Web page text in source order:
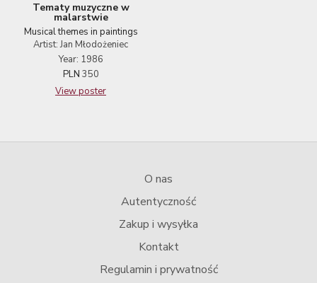
Tematy muzyczne w
malarstwie
Musical themes in paintings
Artist: Jan Młodożeniec
Year: 1986
PLN 350
View poster
O nas
Autentyczność
Zakup i wysyłka
Kontakt
Regulamin i prywatność